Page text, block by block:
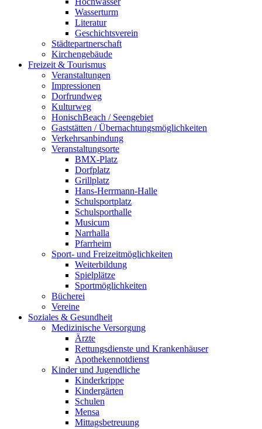
Wasserturm
Literatur
Geschichtsverein
Städtepartnerschaft
Kirchengebäude
Freizeit & Tourismus
Veranstaltungen
Impressionen
Dorfrundweg
Kulturweg
HonischBeach / Seengebiet
Gaststätten / Übernachtungsmöglichkeiten
Verkehrsanbindung
Veranstaltungsorte
BMX-Platz
Dorfplatz
Grillplatz
Hans-Herrmann-Halle
Schulsportplatz
Schulsporthalle
Musicum
Narrhalla
Pfarrheim
Sport- und Freizeitmöglichkeiten
Weiterbildung
Spielplätze
Sportmöglichkeiten
Bücherei
Vereine
Soziales & Gesundheit
Medizinische Versorgung
Ärzte
Rettungsdienste und Krankenhäuser
Apothekennotdienst
Kinder und Jugendliche
Kinderkrippe
Kindergärten
Schulen
Mensa
Mittagsbetreuung